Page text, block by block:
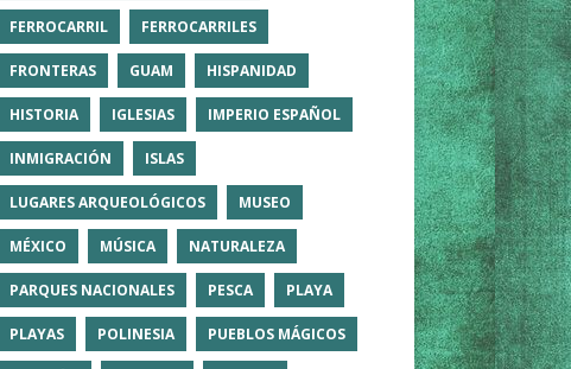
FERROCARRIL FERROCARRILES
FRONTERAS GUAM HISPANIDAD
HISTORIA IGLESIAS IMPERIO ESPAÑOL
INMIGRACIÓN ISLAS
LUGARES ARQUEOLÓGICOS MUSEO
MÉXICO MÚSICA NATURALEZA
PARQUES NACIONALES PESCA PLAYA
PLAYAS POLINESIA PUEBLOS MÁGICOS